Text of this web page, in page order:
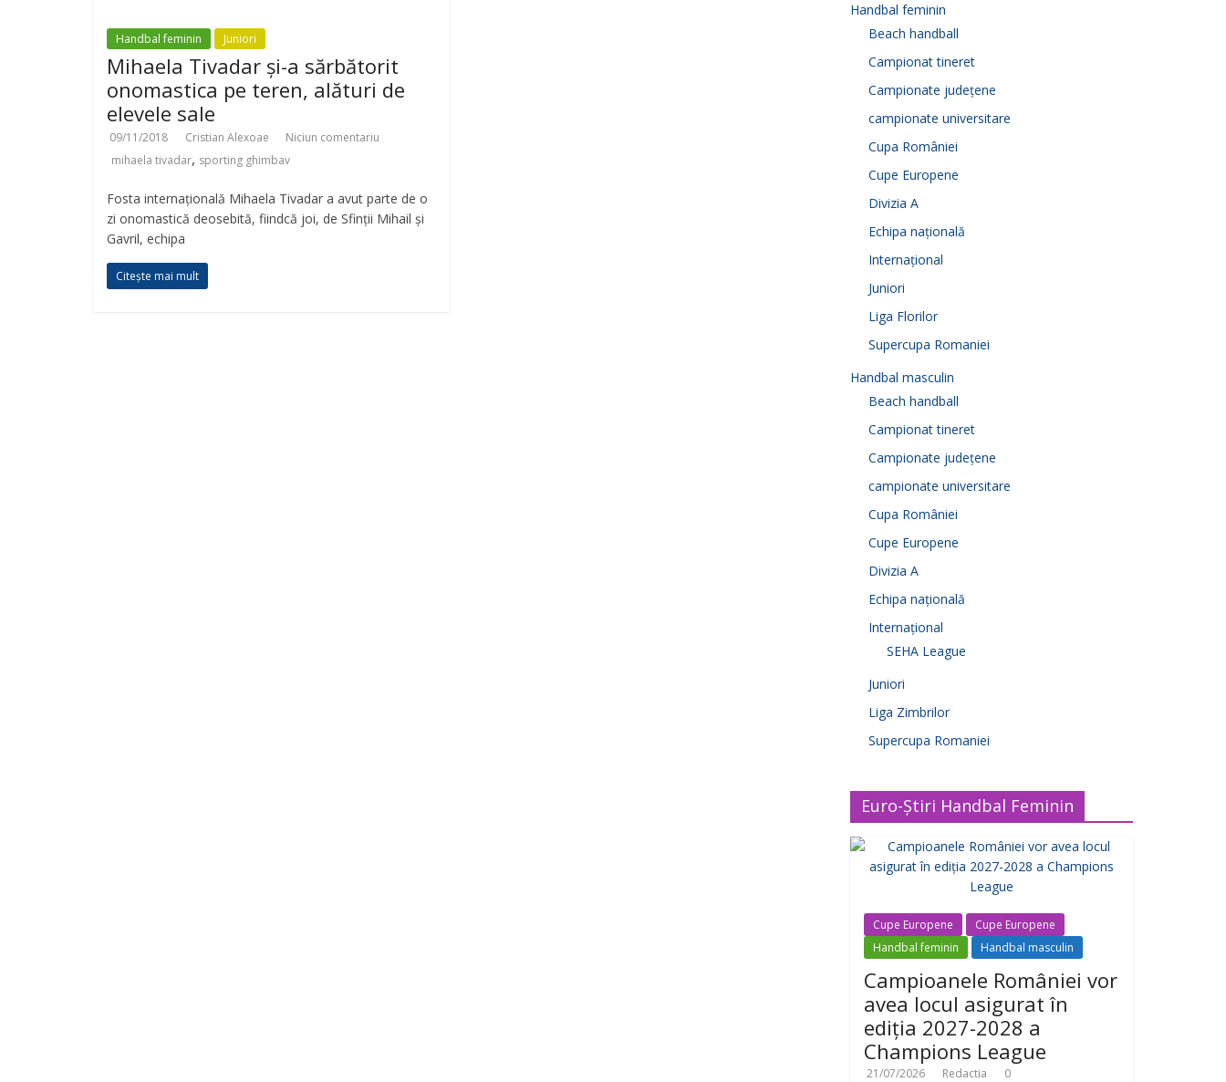
Handbal feminin Juniori
Mihaela Tivadar și-a sărbătorit
onomastica pe teren, alături de
elevele sale
09/11/2018 Cristian Alexoae
Niciun comentariu
mihaela tivadar, sporting ghimbav
Fosta internațională Mihaela Tivadar a avut parte de o
zi onomastică deosebită, fiindcă joi, de Sfinții Mihail și
Gavril, echipa
Citește mai mult
Handbal feminin
Beach handball
Campionat tineret
Campionate județene
campionate universitare
Cupa României
Cupe Europene
Divizia A
Echipa națională
Internațional
Juniori
Liga Florilor
Supercupa Romaniei
Handbal masculin
Beach handball
Campionat tineret
Campionate județene
campionate universitare
Cupa României
Cupe Europene
Divizia A
Echipa națională
Internațional
SEHA League
Juniori
Liga Zimbrilor
Supercupa Romaniei
Euro-Știri Handbal Feminin
Cupe Europene
Cupe Europene
Handbal feminin
Handbal masculin
Campioanele României vor
avea locul asigurat în
ediția 2027-2028 a
Champions League
21/07/2026 Redactia 0